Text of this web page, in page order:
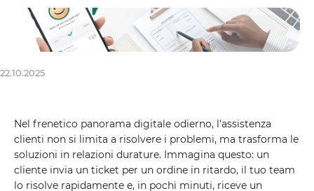
22.10.2025
Nel frenetico panorama digitale odierno, l'assistenza
clienti non si limita a risolvere i problemi, ma trasforma le
soluzioni in relazioni durature. Immagina questo: un
cliente invia un ticket per un ordine in ritardo, il tuo team
lo risolve rapidamente e, in pochi minuti, riceve un